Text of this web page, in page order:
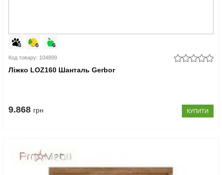
Код товару: 104899
Ліжко LOZ160 Шанталь Gerbor
9.868 грн КУПИТИ